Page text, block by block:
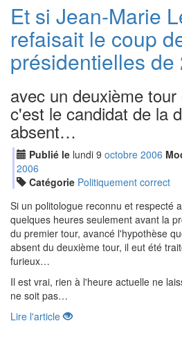
Et si Jean-Marie
refaisait le coup
présidentielles de
avec un deuxième
c'est le candidat de la
absent…
Publié le lundi 9 octobre 2006
2006
Catégorie Politiquement correct
Si un politologue reconnu et respecté
quelques heures seulement avant la
du premier tour, avancé l'hypothèse
absent du deuxième tour, il eut été
furieux…
Il est vrai, rien à l'heure actuelle ne
ne soit pas…
Lire l'article